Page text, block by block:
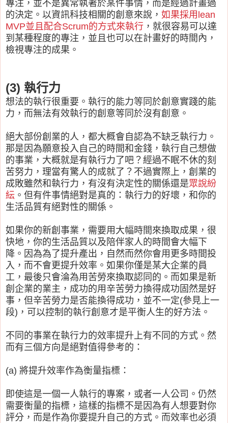
專注，並不是異常執著於某件事情，而是經過計畫過
的決定。以資訊科技相關的創意來說， 如果採用lean
MVP並且配合Scrum的方式來執行 ，就很容易可以達
到某種程度的專注，並且也可以在計畫好的時間內，
檢視專注的成果。
(3) 執行力
想法的執行很重要。執行的能力等同於創意實踐的能
力，而無法有效執行的創意等同於沒有創意。
絕大部份創業的人，都大概會自認為不缺乏執行力。
那是因為願意投入自己的時間和金錢，執行自己想做
的事業，大概就是有執行力了吧？經過不眠不休的刻
苦努力，理當有驚人的成就了？不過實際上，創業的
成敗雖然和執行力，有沒有決定性的關係還是眾說紛
紜 。但有件事情絕對是真的：執行力的好壞，和你的
生活品質有絕對性的關係。
如果你的新創事業，需要用大幅時間來換取成果，很
快地，你的生活品質以及陪伴家人的時間會大幅下
降。因為為了提升產出，自然而然你會用更多時間投
入，而不會更提升效率。如果你僅是某大企業的員
工，最後只會淪為用苦勞來換取認同的。而如果是新
創企業的業主，成功的用辛苦勞力換得成功固然是好
事，但辛苦勞力是否能換得成功，並不一定(參見上一
段)，可以控制的執行創意才是平衡人生的好方法。
不同的事業在執行力的效率提升上有不同的方式。然
而有三個方向是絕對值得參考的：
(a) 將提升效率作為衡量指標：
即使這是一個一人執行的專案，或者一人公司。仍然
需要衡量的指標，這樣的指標不是因為有人想要對你
評分，而是作為你要提升自己的方式。而效率也必須